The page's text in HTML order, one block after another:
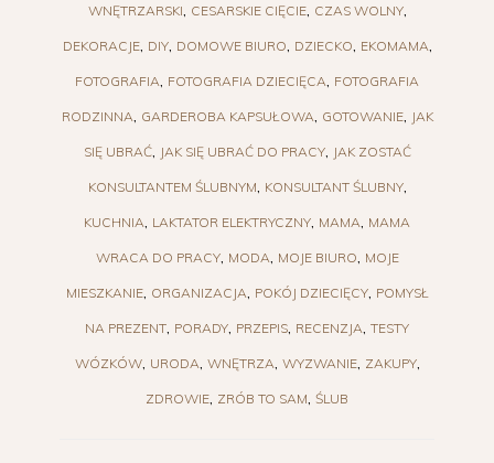
WNĘTRZARSKI CESARSKIE CIĘCIE CZAS WOLNY
DEKORACJE DIY DOMOWE BIURO DZIECKO EKOMAMA
FOTOGRAFIA FOTOGRAFIA DZIECIĘCA FOTOGRAFIA
RODZINNA GARDEROBA KAPSUŁOWA GOTOWANIE JAK
SIĘ UBRAĆ JAK SIĘ UBRAĆ DO PRACY JAK ZOSTAĆ
KONSULTANTEM ŚLUBNYM KONSULTANT ŚLUBNY
KUCHNIA LAKTATOR ELEKTRYCZNY MAMA MAMA
WRACA DO PRACY MODA MOJE BIURO MOJE
MIESZKANIE ORGANIZACJA POKÓJ DZIECIĘCY POMYSŁ
NA PREZENT PORADY PRZEPIS RECENZJA TESTY
WÓZKÓW URODA WNĘTRZA WYZWANIE ZAKUPY
ZDROWIE ZRÓB TO SAM ŚLUB